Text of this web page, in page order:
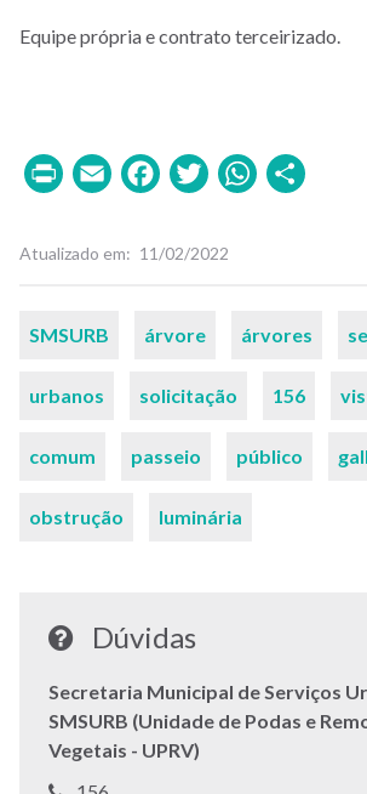
Equipe própria e contrato terceirizado.
PrintEmailFacebook
Twitter
Atualizado em 11/02/2022
Palavras-
SMSURB árvore árvores
urbanos solicitação 156
comum passeio público
obstrução luminária
Dúvidas
Secretaria Municipal de Serviços
SMSURB (Unidade de Podas e
Vegetais - UPRV)